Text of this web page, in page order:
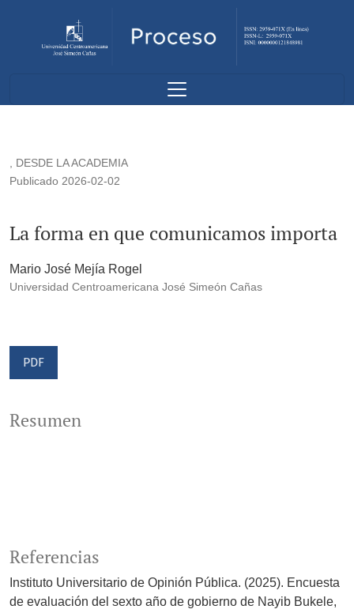
DESDE LA ACADEMIA
La forma en que comunicamos importa
Publicado 2026-02-02
Mario José Mejía Rogel
Universidad Centroamericana José Simeón Cañas
PDF
Resumen
Referencias
Instituto Universitario de Opinión Pública. (2025). Encuesta
de evaluación del sexto año de gobierno de Nayib Bukele,